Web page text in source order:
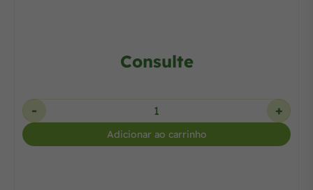
Consulte
- +
Adicionar ao carrinho